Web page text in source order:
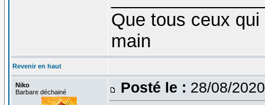
Que tous ceux
main
Revenir en haut
Niko
Barbare déchainé
Posté le : 28/08/